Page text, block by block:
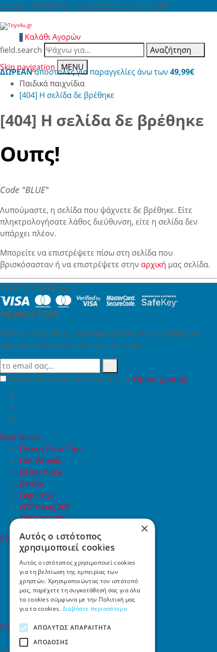
Δωρεάν Αποστολές για αγορές άνω των 49,99€
0 Καλάθι Αγορών
field.search
Αναζήτηση
Skip navigation
MENU
ΔΩΡΕΑΝαποστολές για παραγγελίες άνω των 49,99€
Παιδικά παιχνίδια
[404] Η σελίδα δε βρέθηκε
[404] Η σελίδα δε βρέθηκε
Ουπς!
Code "BLUE"
Λυπούμαστε, η σελίδα που ψάχνετε δε βρέθηκε. Είτε
πληκτρολογήσατε λάθος διεύθυνση, είτε η σελίδα δεν
υπάρχει πλέον.
Μπορείτε να επιστρέψετε πίσω στη σελίδα που
βρισκόσασταν ή να επιστρέψετε στην αρχική μας σελίδα.
ΤΡΟΠΟΙ ΠΛΗΡΩΜΗΣ
NEWSLETTER
Θέλεις να μη χάνεις προσφορά; Κάνε την εγγραφή σου
σήμερα στη λίστα του newsletter μας!
Έχω διαβάσει κι αποδέχομαι τουςΌρους χρήσης
Best Sellers
Disney Pixar Cars
Hot Wheels
Fisher Price
Barbie
Lego toys
ΔΩΡΑ έως 20€
ΠΡΟΣΦΟΡΕΣ
Εξυπηρέτηση Πελατών
Εξυπηρέτηση πελατών
Συχνές ερωτήσεις
Όροι χρήσης
Τρόποι Πληρωμής
Επιστροφές
Επικοινωνία
Επικοινωνία
×
Αυτός ο ιστότοπος
χρησιμοποιεί cookies
Αυτός ο ιστότοπος χρησιμοποιεί cookies
για τη βελτίωση της εμπειρίας των
χρηστών. Χρησιμοποιώντας τον ιστότοπό
μας, παρέχετε τη συγκατάθεσή σας για όλα
τα cookies σύμφωνα με την Πολιτική μας
για τα cookies. Διαβάστε περισσότερα
ΑΠΟΛΎΤΩΣ ΑΠΑΡΑΊΤΗΤΑ
ΑΠΌΔΟΣΗΣ